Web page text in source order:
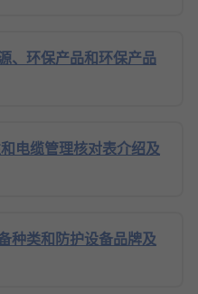
、环保产品和环保产品
电缆管理核对表介绍及
种类和防护设备品牌及